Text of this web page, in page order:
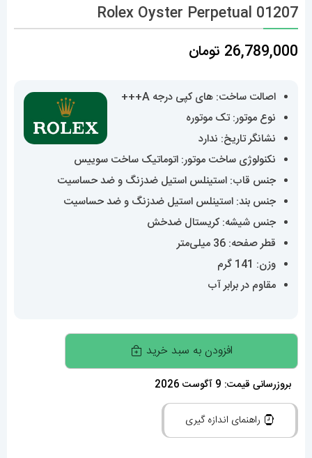
01207 Rolex Oyster Perpetual
26,789,000 تومان
اصالت ساخت: های کپی درجه A+++
نوع موتور: تک موتوره
نشانگر تاریخ: ندارد
نکنولوژی ساخت موتور: اتوماتیک ساخت سوییس
جنس قاب: استینلس استیل ضدزنگ و ضد حساسیت
جنس بند: استینلس استیل ضدزنگ و ضد حساسیت
جنس شیشه: کریستال ضدخش
قطر صفحه: 36 میلی‌متر
وزن: 141 گرم
مقاوم در برابر آب
ساعت
مچی
مردانه
رولکس
پرپچوال
افزودن به سبد خرید
بروزرسانی قیمت: 9 آگوست 2026
راهنمای اندازه گیری